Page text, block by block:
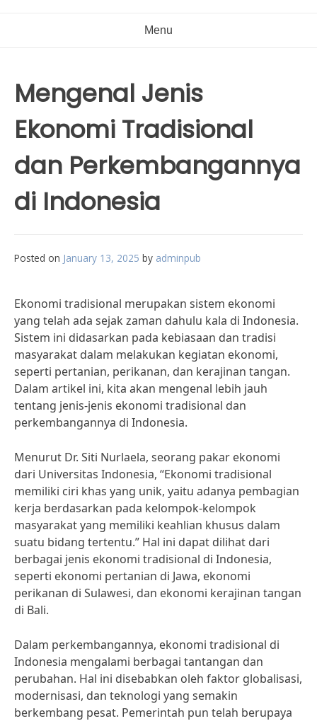
Menu
Mengenal Jenis
Ekonomi Tradisional
dan Perkembangannya
di Indonesia
Posted on January 13, 2025 by adminpub
Ekonomi tradisional merupakan sistem ekonomi
yang telah ada sejak zaman dahulu kala di Indonesia.
Sistem ini didasarkan pada kebiasaan dan tradisi
masyarakat dalam melakukan kegiatan ekonomi,
seperti pertanian, perikanan, dan kerajinan tangan.
Dalam artikel ini, kita akan mengenal lebih jauh
tentang jenis-jenis ekonomi tradisional dan
perkembangannya di Indonesia.
Menurut Dr. Siti Nurlaela, seorang pakar ekonomi
dari Universitas Indonesia, “Ekonomi tradisional
memiliki ciri khas yang unik, yaitu adanya pembagian
kerja berdasarkan pada kelompok-kelompok
masyarakat yang memiliki keahlian khusus dalam
suatu bidang tertentu.” Hal ini dapat dilihat dari
berbagai jenis ekonomi tradisional di Indonesia,
seperti ekonomi pertanian di Jawa, ekonomi
perikanan di Sulawesi, dan ekonomi kerajinan tangan
di Bali.
Dalam perkembangannya, ekonomi tradisional di
Indonesia mengalami berbagai tantangan dan
perubahan. Hal ini disebabkan oleh faktor globalisasi,
modernisasi, dan teknologi yang semakin
berkembang pesat. Pemerintah pun telah berupaya